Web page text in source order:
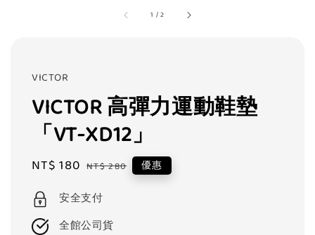
1 /2
VICTOR
VICTOR 高彈力運動鞋墊
「VT-XD12」
Sale
NT$ 180 Regular
NT$ 280 優惠
安全支付
全館公司貨